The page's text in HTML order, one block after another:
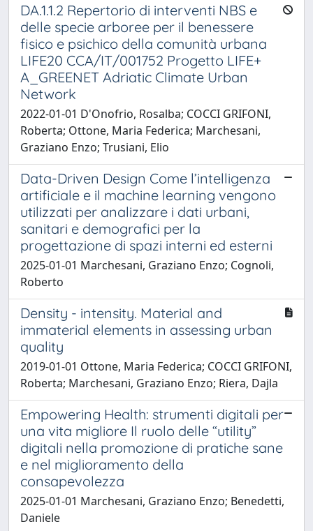
DA.1.1.2 Repertorio di interventi NBS e
delle specie arboree per il benessere
fisico e psichico della comunità urbana
LIFE20 CCA/IT/001752 Progetto LIFE+
A_GREENET Adriatic Climate Urban
Network
2022-01-01 D'Onofrio, Rosalba; COCCI GRIFONI,
Roberta; Ottone, Maria Federica; Marchesani,
Graziano Enzo; Trusiani, Elio
Data-Driven Design Come l’intelligenza
artificiale e il machine learning vengono
utilizzati per analizzare i dati urbani,
sanitari e demografici per la
progettazione di spazi interni ed esterni
2025-01-01 Marchesani, Graziano Enzo; Cognoli,
Roberto
Density - intensity. Material and
immaterial elements in assessing urban
quality
2019-01-01 Ottone, Maria Federica; COCCI GRIFONI,
Roberta; Marchesani, Graziano Enzo; Riera, Dajla
Empowering Health: strumenti digitali per
una vita migliore Il ruolo delle “utility”
digitali nella promozione di pratiche sane
e nel miglioramento della
consapevolezza
2025-01-01 Marchesani, Graziano Enzo; Benedetti,
Daniele